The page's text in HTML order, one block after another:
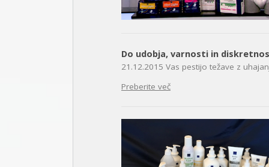
Do udobja, varnosti in